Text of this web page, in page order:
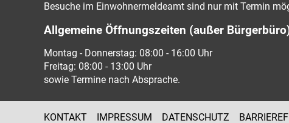
Besuche im Einwohnermeldeamt sind nur mit Termin
Allgemeine Öffnungszeiten (außer
Montag - Donnerstag: 08:00 - 16:00 Uhr
Freitag: 08:00 - 13:00 Uhr
sowie Termine nach Absprache.
KONTAKT IMPRESSUM DATENSCHUTZ